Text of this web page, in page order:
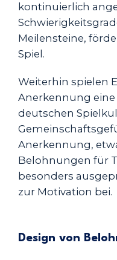
kontinuierlich
Meilensteine,
Spiel.
Weiterhin spielen
Anerkennung
deutschen
Anerkennung,
Belohnungen für
besonders
zur Motivation bei.
Design von